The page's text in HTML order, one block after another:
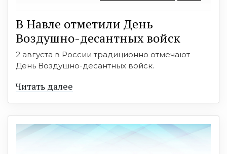
В Навле отметили День
Воздушно-десантных войск
2 августа в России традиционно отмечают
День Воздушно-десантных войск.
Читать далее